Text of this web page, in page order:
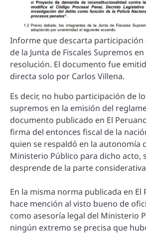
Informe que descarta participación
de la Junta de Fiscales Supremos
resolución. El documento fue
directa solo por Carlos Villena.
Es decir, no hubo participación de
supremos en la emisión del
documento publicado en El
firma del entonces fiscal de la
quien se respaldó en la autonomía
Ministerio Público para dicho acto,
desprende de la parte
En la misma norma publicada en El
hace mención al visto bueno de
como asesoría legal del Ministerio
ningún extremo se precisa que